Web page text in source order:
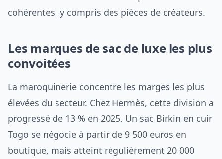
cohérentes, y compris des pièces de créateurs.
Les marques de sac de luxe les plus
convoitées
La maroquinerie concentre les marges les plus
élevées du secteur. Chez Hermès, cette division a
progressé de 13 % en 2025. Un sac Birkin en cuir
Togo se négocie à partir de 9 500 euros en
boutique, mais atteint régulièrement 20 000